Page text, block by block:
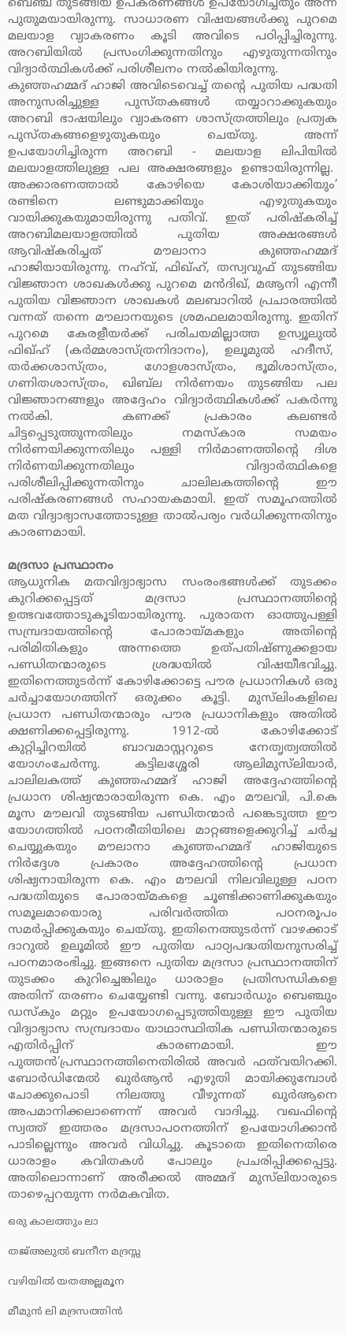
ബെഞ്ച് തുടങ്ങിയ ഉപകരണങ്ങള്‍ ഉപയോഗിച്ചതും അന്ന്
പുതുമയായിരുന്നു. സാധാരണ വിഷയങ്ങള്‍ക്കു പുറമെ
മലയാള വ്യാകരണം കൂടി അവിടെ പഠിപ്പിച്ചിരുന്നു.
അറബിയില്‍ പ്രസംഗിക്കുന്നതിനും എഴുതുന്നതിനും
വിദ്യാര്‍ത്ഥികള്‍ക്ക് പരിശീലനം നല്‍കിയിരുന്നു.
കുഞ്ഞഹമ്മദ് ഹാജി അവിടെവെച്ച് തന്റെ പുതിയ പദ്ധതി
അനുസരിച്ചുള്ള പുസ്തകങ്ങള്‍ തയ്യാറാക്കുകയും
അറബി ഭാഷയിലും വ്യാകരണ ശാസ്ത്രത്തിലും പ്രത്യക
പുസ്തകങ്ങളെഴുതുകയും ചെയ്തു. അന്ന്
ഉപയോഗിച്ചിരുന്ന അറബി - മലയാള ലിപിയില്‍
മലയാളത്തിലുള്ള പല അക്ഷരങ്ങളും ഉണ്ടായിരുന്നില്ല.
അക്കാരണത്താല്‍ കോഴിയെ കോശിയാക്കിയും’
രണ്ടിനെ ലണ്ടുമാക്കിയും എഴുതുകയും
വായിക്കുകയുമായിരുന്നു പതിവ്. ഇത് പരിഷ്‌കരിച്ച്
അറബിമലയാളത്തില്‍ പുതിയ അക്ഷരങ്ങള്‍
ആവിഷ്‌കരിച്ചത് മൗലാനാ കുഞ്ഞഹമ്മദ്
ഹാജിയായിരുന്നു. നഹ്‌വ്, ഫിഖ്ഹ്, തസ്വവുഫ് തുടങ്ങിയ
വിജ്ഞാന ശാഖകള്‍ക്കു പുറമെ മന്‍ദിഖ്, മആനി എന്നീ
പുതിയ വിജ്ഞാന ശാഖകള്‍ മലബാറില്‍ പ്രചാരത്തില്‍
വന്നത് തന്നെ മൗലാനയുടെ ശ്രമഫലമായിരുന്നു. ഇതിന്
പുറമെ കേരളീയര്‍ക്ക് പരിചയമില്ലാത്ത ഉസ്വൂലുല്‍
ഫിഖ്ഹ് (കര്‍മ്മശാസ്ത്രനിദാനം), ഉലൂമുല്‍ ഹദീസ്,
തര്‍ക്കശാസ്ത്രം, ഗോളശാസ്ത്രം, ഭൂമിശാസ്ത്രം,
ഗണിതശാസ്ത്രം, ഖിബ്‌ല നിര്‍ണയം തുടങ്ങിയ പല
വിജ്ഞാനങ്ങളും അദ്ദേഹം വിദ്യാര്‍ത്ഥികള്‍ക്ക് പകര്‍ന്നു
നല്‍കി. കണക്ക് പ്രകാരം കലണ്ടര്‍
ചിട്ടപ്പെടുത്തുന്നതിലും നമസ്‌കാര സമയം
നിര്‍ണയിക്കുന്നതിലും പള്ളി നിര്‍മാണത്തിന്റെ ദിശ
നിര്‍ണയിക്കുന്നതിലും വിദ്യാര്‍ത്ഥികളെ
പരിശീലിപ്പിക്കുന്നതിനും ചാലിലകത്തിന്റെ ഈ
പരിഷ്‌കരണങ്ങള്‍ സഹായകമായി. ഇത് സമൂഹത്തില്‍
മത വിദ്യാഭ്യാസത്തോടുള്ള താല്‍പര്യം വര്‍ധിക്കുന്നതിനും
കാരണമായി.
മദ്രസാ പ്രസ്ഥാനം
ആധുനിക മതവിദ്യാഭ്യാസ സംരംഭങ്ങള്‍ക്ക് തുടക്കം
കുറിക്കപ്പെട്ടത് മദ്രസാ പ്രസ്ഥാനത്തിന്റെ
ഉത്ഭവത്തോടുകൂടിയായിരുന്നു. പുരാതന ഓത്തുപള്ളി
സമ്പ്രദായത്തിന്റെ പോരായ്മകളും അതിന്റെ
പരിമിതികളും അന്നത്തെ ഉത്പതിഷ്ണുക്കളായ
പണ്ഡിതന്മാരുടെ ശ്രദ്ധയില്‍ വിഷയീഭവിച്ചു.
ഇതിനെത്തുടര്‍ന്ന് കോഴിക്കോട്ടെ പൗര പ്രധാനികള്‍ ഒരു
ചര്‍ച്ചായോഗത്തിന് ഒരുക്കം കൂട്ടി. മുസ്‌ലിംകളിലെ
പ്രധാന പണ്ഡിതന്മാരും പൗര പ്രധാനികളും അതില്‍
ക്ഷണിക്കപ്പെട്ടിരുന്നു. 1912-ല്‍ കോഴിക്കോട്
കുറ്റിച്ചിറയില്‍ ബാവമാസ്റ്ററുടെ നേതൃത്വത്തില്‍
യോഗംചേര്‍ന്നു. കട്ടിലശ്ശേരി ആലിമുസ്‌ലിയാര്‍,
ചാലിലകത്ത് കുഞ്ഞഹമ്മദ് ഹാജി അദ്ദേഹത്തിന്റെ
പ്രധാന ശിഷ്യന്മാരായിരുന്ന കെ. എം മൗലവി, പി.കെ
മൂസ മൗലവി തുടങ്ങിയ പണ്ഡിതന്മാര്‍ പങ്കെടുത്ത ഈ
യോഗത്തില്‍ പഠനരീതിയിലെ മാറ്റങ്ങളെക്കുറിച്ച് ചര്‍ച്ച
ചെയ്യുകയും മൗലാനാ കുഞ്ഞഹമ്മദ് ഹാജിയുടെ
നിര്‍ദ്ദേശ പ്രകാരം അദ്ദേഹത്തിന്റെ പ്രധാന
ശിഷ്യനായിരുന്ന കെ. എം മൗലവി നിലവിലുള്ള പഠന
പദ്ധതിയുടെ പോരായ്മകളെ ചൂണ്ടിക്കാണിക്കുകയും
സമൂലമായൊരു പരിവര്‍ത്തിത പഠനരൂപം
സമര്‍പ്പിക്കുകയും ചെയ്തു. ഇതിനെത്തുടര്‍ന്ന് വാഴക്കാട്
ദാറുല്‍ ഉലൂമില്‍ ഈ പുതിയ പാഠ്യപദ്ധതിയനുസരിച്ച്
പഠനമാരംഭിച്ചു. ഇങ്ങനെ പുതിയ മദ്രസാ പ്രസ്ഥാനത്തിന്
തുടക്കം കുറിച്ചെങ്കിലും ധാരാളം പ്രതിസന്ധികളെ
അതിന് തരണം ചെയ്യേണ്ടി വന്നു. ബോര്‍ഡും ബെഞ്ചും
ഡസ്‌കും മറ്റും ഉപയോഗപ്പെടുത്തിയുള്ള ഈ പുതിയ
വിദ്യാഭ്യാസ സമ്പ്രദായം യാഥാസ്ഥിതിക പണ്ഡിതന്മാരുടെ
എതിര്‍പ്പിന് കാരണമായി. ഈ
പുത്തന്‍’പ്രസ്ഥാനത്തിനെതിരില്‍ അവര്‍ ഫത്‌വയിറക്കി.
ബോര്‍ഡിന്മേല്‍ ഖുര്‍ആന്‍ എഴുതി മായിക്കുമ്പോള്‍
ചോക്കുപൊടി നിലത്തു വീഴുന്നത് ഖുര്‍ആനെ
അപമാനിക്കലാണെന്ന് അവര്‍ വാദിച്ചു. വഖഫിന്റെ
സ്വത്ത് ഇത്തരം മദ്രസാപഠനത്തിന് ഉപയോഗിക്കാന്‍
പാടില്ലെന്നും അവര്‍ വിധിച്ചു. കൂടാതെ ഇതിനെതിരെ
ധാരാളം കവിതകള്‍ പോലും പ്രചരിപ്പിക്കപ്പെട്ടു.
അതിലൊന്നാണ് അരീക്കല്‍ അമ്മദ് മുസ്‌ലിയാരുടെ
താഴെപ്പറയുന്ന നര്‍മകവിത.
ഒരു കാലത്തും ലാ
തജ്അലുല്‍ ബനീന മദ്രസ്സ
വഴിയില്‍ യതഅല്ലമൂന
മീമുന്‍ ലി മദ്രസത്തിന്‍